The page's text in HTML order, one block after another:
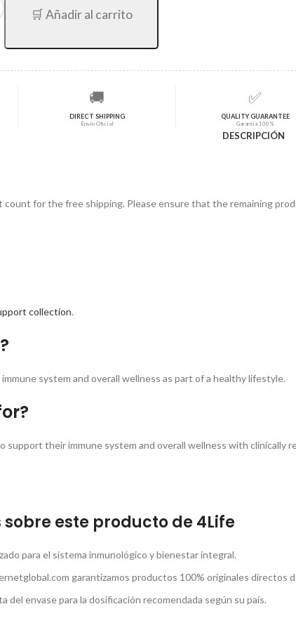
🛒 Añadir al carrito
🚚
DIRECT SHIPPING
Envío Oficial
✅
QUALITY GUARANTEE
Garantía 100%
DESCRIPCIÓN
count for the free shipping. Please ensure that the remaining
collection.
system and overall wellness as part of a healthy lifestyle.
support their immune system and overall wellness with clinically
este producto de 4Life
para el sistema inmunológico y bienestar integral.
garantizamos productos 100% originales directos
del envase para la dosificación recomendada según su país.